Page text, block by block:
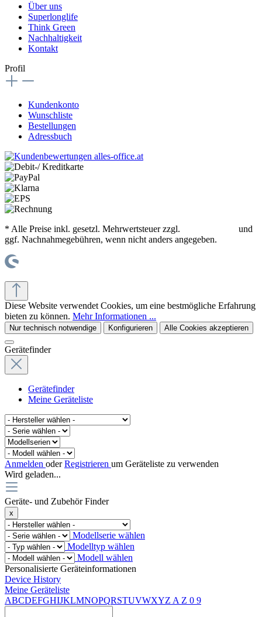
Über uns
Superlonglife
Think Green
Nachhaltigkeit
Kontakt
Profil
Kundenkonto
Wunschliste
Bestellungen
Adressbuch
* Alle Preise inkl. gesetzl. Mehrwertsteuer zzgl.
und
ggf. Nachnahmegebühren, wenn nicht anders angegeben.
Diese Website verwendet Cookies, um eine bestmögliche Erfahrung
bieten zu können. Mehr Informationen ...
Nur technisch notwendige Konfigurieren Alle Cookies akzeptieren
Gerätefinder
Gerätefinder
Meine Geräteliste
Anmelden oderRegistrieren um Geräteliste zu verwenden
Wird geladen...
Geräte- und Zubehör Finder
x
Modellserie wählen
Modelltyp wählen
Modell wählen
Personalisierte Geräteinformationen
Device History
Meine Geräteliste
ABCDEFGHIJKLMNOPQRSTUVWXYZ A Z 0 9